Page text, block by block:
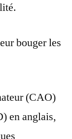
bouger les
(CAO)
en anglais,